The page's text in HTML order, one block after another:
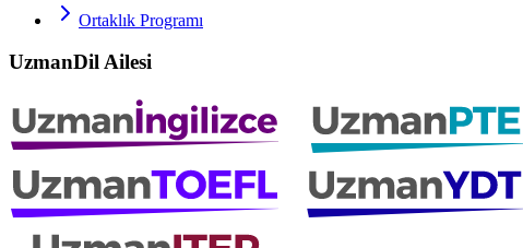
Ortaklık Programı
UzmanDil Ailesi